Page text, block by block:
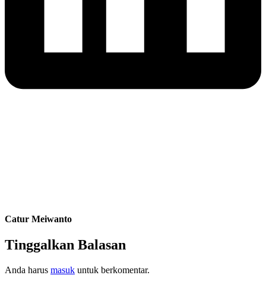
Catur Meiwanto
Tinggalkan Balasan
Anda harus masuk untuk berkomentar.